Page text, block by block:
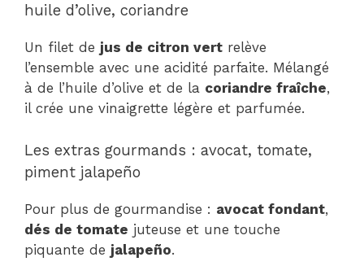
huile d’olive, coriandre
Un filet de jus de citron vert relève
l’ensemble avec une acidité parfaite. Mélangé
à de l’huile d’olive et de la coriandre fraîche,
il crée une vinaigrette légère et parfumée.
Les extras gourmands : avocat, tomate,
piment jalapeño
Pour plus de gourmandise : avocat fondant,
dés de tomate juteuse et une touche
piquante de jalapeño.